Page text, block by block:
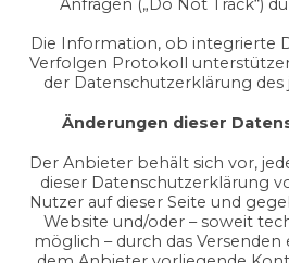
Die Information, ob integrierte
Verfolgen Protokoll
der Datenschutzerklärung des
Änderungen dieser
Der Anbieter behält sich vor,
dieser Datenschutzerklärung
Nutzer auf dieser Seite und
Website und/oder – soweit
möglich – durch das